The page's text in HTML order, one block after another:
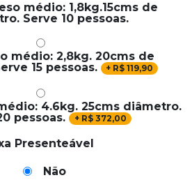
médio: 1,8kg.15cms de
Serve 10 pessoas.
médio: 2,8kg. 20cms de
15 pessoas.
+ R$ 119,90
4.6kg. 25cms diâmetro.
pessoas.
+ R$ 372,00
Presenteável
Não